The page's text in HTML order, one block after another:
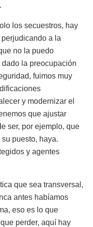
los secuestros, hay
a la
no la puedo
la preocupación
fuimos muy
y modernizar el
que ajustar
ser, por ejemplo, que
puesto, haya.
y agentes
que sea transversal,
antes habíamos
eso es lo que
perder, aquí hay